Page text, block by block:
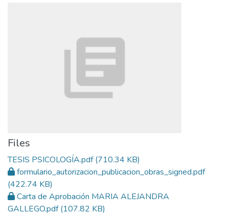
Files
TESIS PSICOLOGÍA.pdf(710.34 KB)
formulario_autorizacion_publicacion_obras_signed.pdf
(422.74 KB)
Carta de Aprobación MARIA ALEJANDRA
GALLEGO.pdf(107.82 KB)